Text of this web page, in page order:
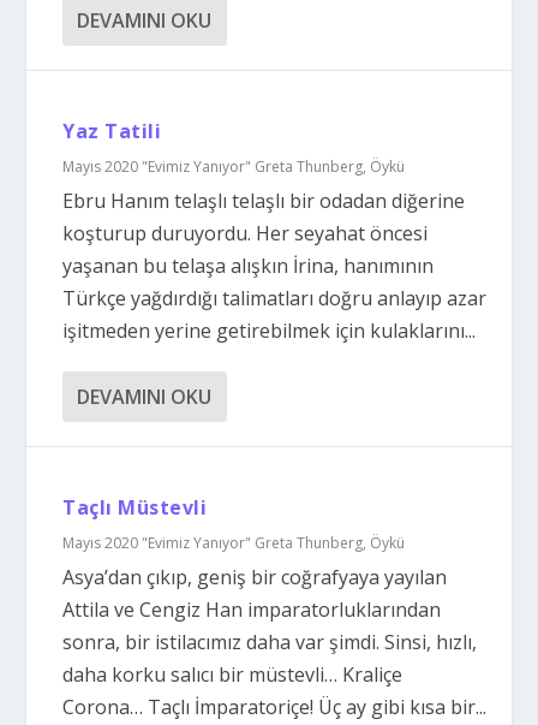
DEVAMINI OKU
Yaz Tatili
Mayıs 2020 "Evimiz Yanıyor" Greta Thunberg, Öykü
Ebru Hanım telaşlı telaşlı bir odadan diğerine
koşturup duruyordu. Her seyahat öncesi
yaşanan bu telaşa alışkın İrina, hanımının
Türkçe yağdırdığı talimatları doğru anlayıp azar
işitmeden yerine getirebilmek için kulaklarını...
DEVAMINI OKU
Taçlı Müstevli
Mayıs 2020 "Evimiz Yanıyor" Greta Thunberg, Öykü
Asya’dan çıkıp, geniş bir coğrafyaya yayılan
Attila ve Cengiz Han imparatorluklarından
sonra, bir istilacımız daha var şimdi. Sinsi, hızlı,
daha korku salıcı bir müstevli… Kraliçe
Corona… Taçlı İmparatoriçe! Üç ay gibi kısa bir...